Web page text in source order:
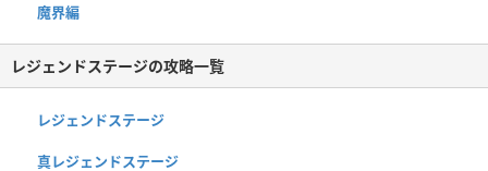
魔界編
レジェンドステージの攻略一覧
レジェンドステージ
真レジェンドステージ